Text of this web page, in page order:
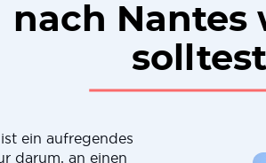
nach Nantes
solltest
ein aufregendes
darum, an einen